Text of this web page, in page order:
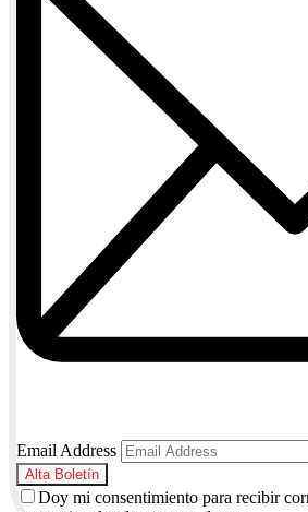
Email Address
Doy mi consentimiento para recibir